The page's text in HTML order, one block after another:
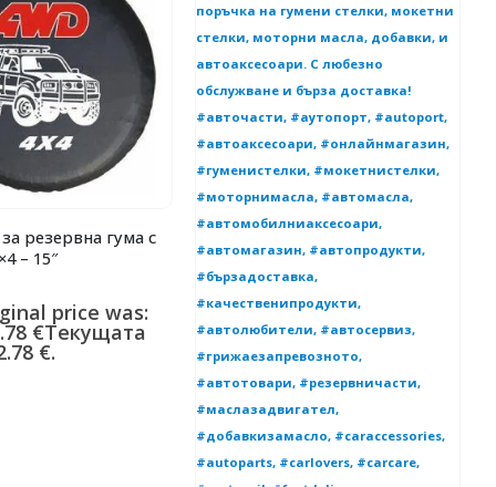
резервна гума с
– 15″
price was:
€Текущата
€.